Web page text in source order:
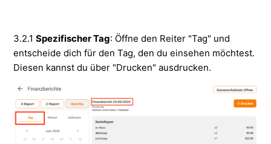
3.2.1Spezifischer Tag: Öffne den Reiter "Tag" und
entscheide dich für den Tag, den du einsehen möchtest.
Diesen kannst du über "Drucken" ausdrucken.